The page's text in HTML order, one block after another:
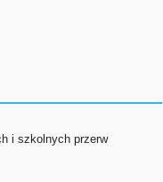
i szkolnych przerw